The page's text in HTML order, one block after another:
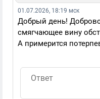
01.07.2026, 18:19 мск
Добрый день!
смягчающее вину
А примерится